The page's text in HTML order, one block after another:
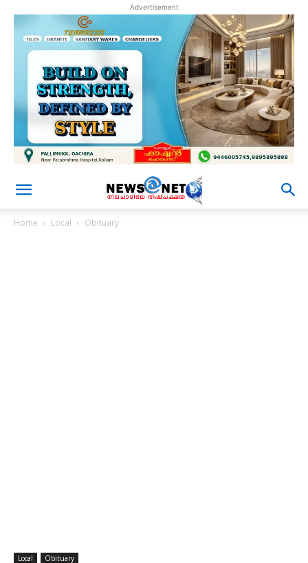
Advertisement
Home Local Obituary
Local Obituary